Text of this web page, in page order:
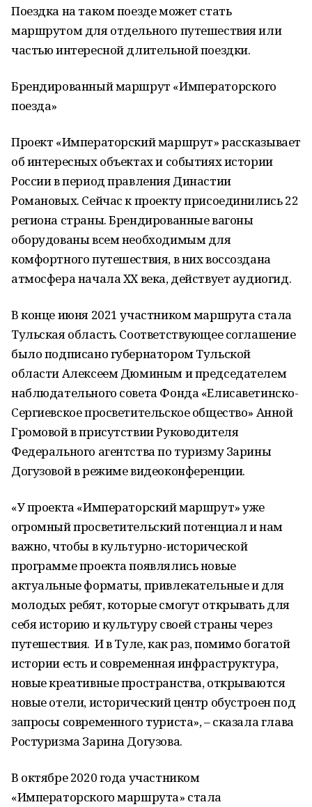
Поездка на таком поезде может стать
маршрутом для отдельного путешествия или
частью интересной длительной поездки.
Брендированный маршрут «Императорского
поезда»
Проект «Императорский маршрут» рассказывает
об интересных объектах и событиях истории
России в период правления Династии
Романовых. Сейчас к проекту присоединились 22
региона страны. Брендированные вагоны
оборудованы всем необходимым для
комфортного путешествия, в них воссоздана
атмосфера начала XX века, действует аудиогид.
В конце июня 2021 участником маршрута стала
Тульская область. Соответствующее соглашение
было подписано губернатором Тульской
области Алексеем Дюминым и председателем
наблюдательного совета Фонда «Елисаветинско-
Сергиевское просветительское общество» Анной
Громовой в присутствии Руководителя
Федерального агентства по туризму Зарины
Догузовой в режиме видеоконференции.
«У проекта «Императорский маршрут» уже
огромный просветительский потенциал и нам
важно, чтобы в культурно-исторической
программе проекта появлялись новые
актуальные форматы, привлекательные и для
молодых ребят, которые смогут открывать для
себя историю и культуру своей страны через
путешествия. И в Туле, как раз, помимо богатой
истории есть и современная инфраструктура,
новые креативные пространства, открываются
новые отели, исторический центр обустроен под
запросы современного туриста», – сказала глава
Ростуризма Зарина Догузова.
В октябре 2020 года участником
«Императорского маршрута» стала